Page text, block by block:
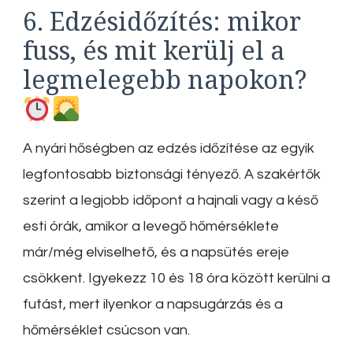
6. Edzésidőzítés: mikor
fuss, és mit kerülj el a
legmelegebb napokon?
A nyári hőségben az edzés időzítése az egyik
legfontosabb biztonsági tényező. A szakértők
szerint a legjobb időpont a hajnali vagy a késő
esti órák, amikor a levegő hőmérséklete
már/még elviselhető, és a napsütés ereje
csökkent. Igyekezz 10 és 18 óra között kerülni a
futást, mert ilyenkor a napsugárzás és a
hőmérséklet csúcson van.